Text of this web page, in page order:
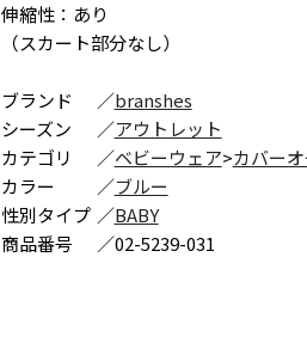
伸縮性：あり
（スカート部分なし）
ブランド ／branshes
シーズン
／アウトレット
カテゴリ
／ベビーウェア>カバー
カラー
／ブルー
性別タイプ ／BABY
商品番号
／02-5239-031